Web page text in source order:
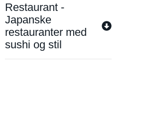
Restaurant -
Japanske
restauranter med
sushi og stil